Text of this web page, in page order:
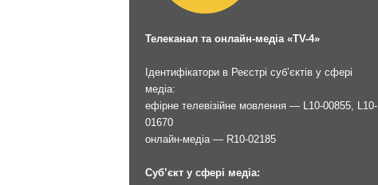
Телеканал та онлайн-медіа «TV-4»
Ідентифікатори в Реєстрі суб’єктів у сфері
медіа:
ефірне телевізійне мовлення — L10-00855, L10-
01670
онлайн-медіа — R10-02185
Суб’єкт у сфері медіа: